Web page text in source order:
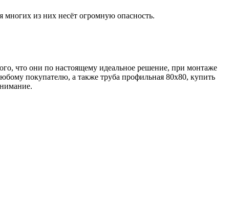
из них несёт огромную опасность.
что они по настоящему идеальное решение, при монтаже
покупателю, а также труба профильная 80х80, купить